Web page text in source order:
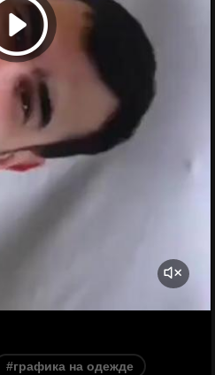
#графика на одежде